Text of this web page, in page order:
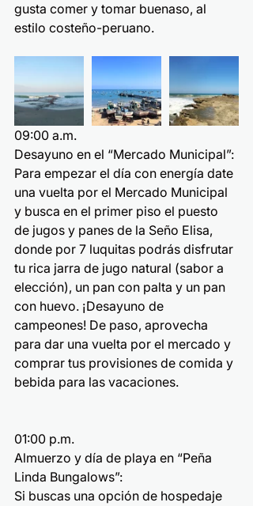
gusta comer y tomar buenaso, al
estilo costeño-peruano.
09:00 a.m.
Desayuno en el “Mercado Municipal”:
Para empezar el día con energía date
una vuelta por el Mercado Municipal
y busca en el primer piso el puesto
de jugos y panes de la Seño Elisa,
donde por 7 luquitas podrás disfrutar
tu rica jarra de jugo natural (sabor a
elección), un pan con palta y un pan
con huevo. ¡Desayuno de
campeones! De paso, aprovecha
para dar una vuelta por el mercado y
comprar tus provisiones de comida y
bebida para las vacaciones.
01:00 p.m.
Almuerzo y día de playa en “Peña
Linda Bungalows”:
Si buscas una opción de hospedaje